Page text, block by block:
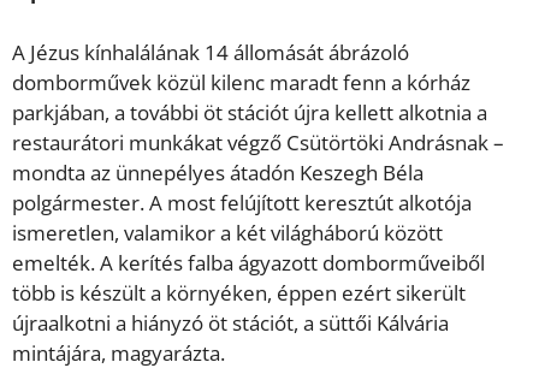
A Jézus kínhalálának 14 állomását ábrázoló
domborművek közül kilenc maradt fenn a kórház
parkjában, a további öt stációt újra kellett alkotnia a
restaurátori munkákat végző Csütörtöki Andrásnak –
mondta az ünnepélyes átadón Keszegh Béla
polgármester. A most felújított keresztút alkotója
ismeretlen, valamikor a két világháború között
emelték. A kerítés falba ágyazott domborműveiből
több is készült a környéken, éppen ezért sikerült
újraalkotni a hiányzó öt stációt, a süttői Kálvária
mintájára, magyarázta.